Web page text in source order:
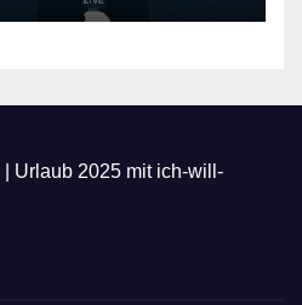
Urlaub 2025 mit ich-will-